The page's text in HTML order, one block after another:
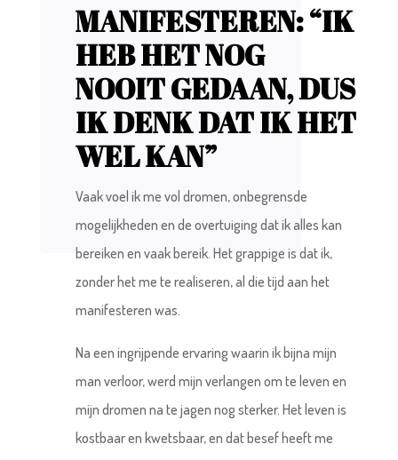
MANIFESTEREN: “IK
HEB HET NOG
NOOIT GEDAAN, DUS
IK DENK DAT IK HET
WEL KAN”
Vaak voel ik me vol dromen, onbegrensde
mogelijkheden en de overtuiging dat ik alles kan
bereiken en vaak bereik. Het grappige is dat ik,
zonder het me te realiseren, al die tijd aan het
manifesteren was.
Na een ingrijpende ervaring waarin ik bijna mijn
man verloor, werd mijn verlangen om te leven en
mijn dromen na te jagen nog sterker. Het leven is
kostbaar en kwetsbaar, en dat besef heeft me